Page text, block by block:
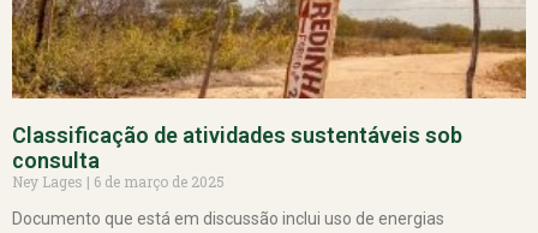
Classificação de atividades sustentáveis sob
consulta
Ney Lages
6 de março de 2025
Documento que está em discussão inclui uso de energias